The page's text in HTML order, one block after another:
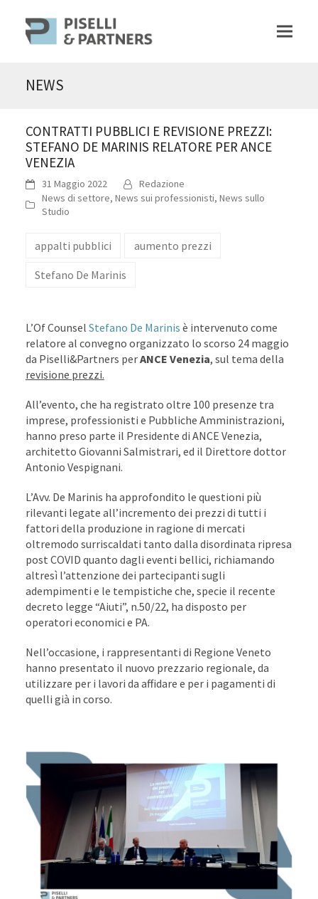
NEWS
CONTRATTI PUBBLICI E REVISIONE PREZZI:
STEFANO DE MARINIS RELATORE PER ANCE
VENEZIA
31 Maggio 2022
Redazione
News di settore, News sui professionisti, News sullo
Studio
appalti pubblici aumento prezzi
Stefano De Marinis
L’Of Counsel Stefano De Marinis è intervenuto come
relatore al convegno organizzato lo scorso 24 maggio
da Piselli&Partners perANCE Venezia, sul tema della
revisione prezzi.
All’evento, che ha registrato oltre 100 presenze tra
imprese, professionisti e Pubbliche Amministrazioni,
hanno preso parte il Presidente di ANCE Venezia,
architetto Giovanni Salmistrari, ed il Direttore dottor
Antonio Vespignani.
L’Avv. De Marinis ha approfondito le questioni più
rilevanti legate all’incremento dei prezzi di tutti i
fattori della produzione in ragione di mercati
oltremodo surriscaldati tanto dalla disordinata ripresa
post COVID quanto dagli eventi bellici, richiamando
altresì l’attenzione dei partecipanti sugli
adempimenti e le tempistiche che, specie il recente
decreto legge “Aiuti”, n.50/22, ha disposto per
operatori economici e PA.
Nell’occasione, i rappresentanti di Regione Veneto
hanno presentato il nuovo prezzario regionale, da
utilizzare per i lavori da affidare e per i pagamenti di
quelli già in corso.